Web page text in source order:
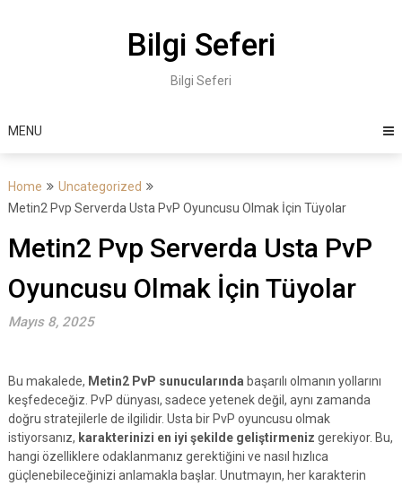
Bilgi Seferi
Bilgi Seferi
MENU
Home
Uncategorized
Metin2 Pvp Serverda Usta PvP Oyuncusu Olmak İçin Tüyolar
Metin2 Pvp Serverda Usta PvP
Oyuncusu Olmak İçin Tüyolar
Mayıs 8, 2025
Bu makalede, Metin2 PvP sunucularında başarılı olmanın yollarını
keşfedeceğiz. PvP dünyası, sadece yetenek değil, aynı zamanda
doğru stratejilerle de ilgilidir. Usta bir PvP oyuncusu olmak
istiyorsanız, karakterinizi en iyi şekilde geliştirmeniz gerekiyor. Bu,
hangi özelliklere odaklanmanız gerektiğini ve nasıl hızlıca
güçlenebileceğinizi anlamakla başlar. Unutmayın, her karakterin